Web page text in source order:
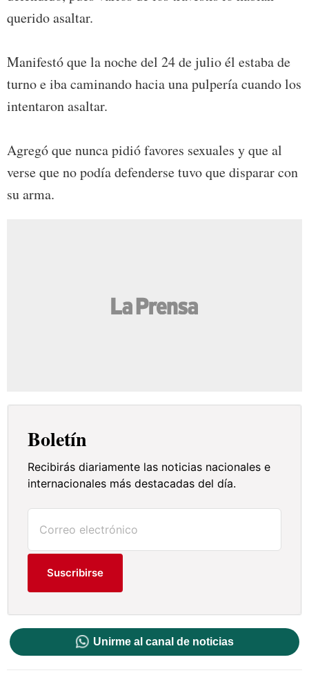
querido asaltar.
Manifestó que la noche del 24 de julio él estaba de
turno e iba caminando hacia una pulpería cuando los
intentaron asaltar.
Agregó que nunca pidió favores sexuales y que al
verse que no podía defenderse tuvo que disparar con
su arma.
Boletín
Recibirás diariamente las noticias nacionales e
internacionales más destacadas del día.
Suscribirse
Unirme al canal de noticias